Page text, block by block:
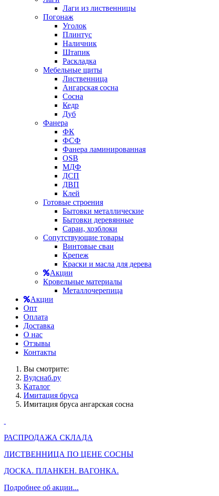
Лаги из лиственницы
Погонаж
Уголок
Плинтус
Наличник
Штапик
Раскладка
Мебельные щиты
Лиственница
Ангарская сосна
Сосна
Кедр
Дуб
Фанера
ФК
ФСФ
Фанера ламинированная
OSB
МДФ
ДСП
ДВП
Клей
Готовые строения
Бытовки металлические
Бытовки деревянные
Сараи, хозблоки
Сопутствующие товары
Винтовые сваи
Крепеж
Краски и масла для дерева
Акции
Кровельные материалы
Металлочерепица
Акции
Опт
Оплата
Доставка
О нас
Отзывы
Контакты
Вы смотрите:
Вудснаб.ру
Каталог
Имитация бруса
Имитация бруса ангарская сосна
РАСПРОДАЖА СКЛАДА
ЛИСТВЕННИЦА ПО ЦЕНЕ СОСНЫ
ДОСКА. ПЛАНКЕН. ВАГОНКА.
Подробнее об акции...